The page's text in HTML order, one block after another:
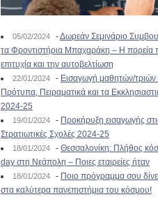
05/02/2024 -Δωρεάν Σεμινάριο
τα Φροντιστήρια Μπαχαράκη – Η πορεία
επιτυχία και την αυτοβελτίωση
22/01/2024 - Εισαγωγή μαθητών/τριών
Πρότυπα, Πειραματικά και τα
2024-25
19/01/2024 - Προκήρυξη εισαγωγής
Στρατιωτικές Σχολές 2024-25
18/01/2024 - Θεσσαλονίκη: Πλήθος
day στη Νεάπολη – Ποιες εταιρείες ήταν
18/01/2024 - Ποιο πρόγραμμα σου
στα καλύτερα πανεπιστήμια του κόσμου!